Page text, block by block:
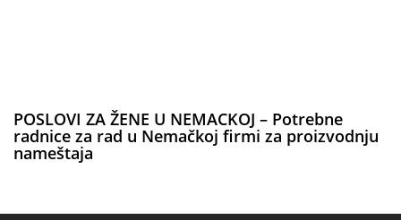
POSLOVI ZA ŽENE U NEMACKOJ – Potrebne
radnice za rad u Nemačkoj firmi za proizvodnju
nameštaja